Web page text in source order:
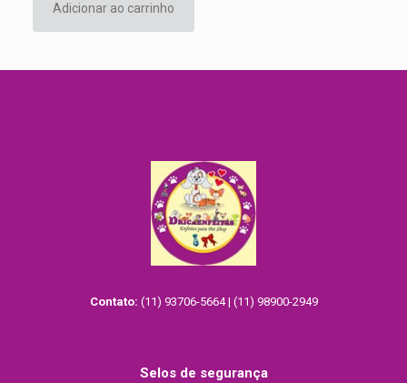
Adicionar ao carrinho
Contato: (11) 93706-5664 | (11) 98900-2949
Selos de segurança